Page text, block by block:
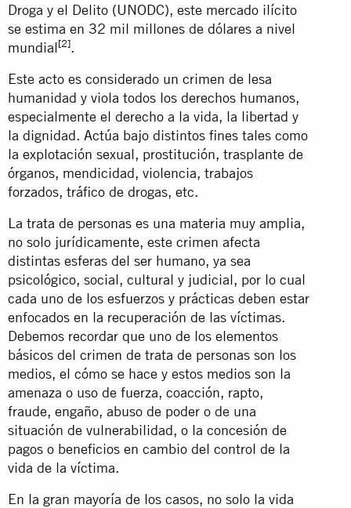
Droga y el Delito (UNODC), este mercado ilícito
se estima en 32 mil millones de dólares a nivel
mundial[2].
Este acto es considerado un crimen de lesa
humanidad y viola todos los derechos humanos,
especialmente el derecho a la vida, la libertad y
la dignidad. Actúa bajo distintos fines tales como
la explotación sexual, prostitución, trasplante de
órganos, mendicidad, violencia, trabajos
forzados, tráfico de drogas, etc.
La trata de personas es una materia muy amplia,
no solo jurídicamente, este crimen afecta
distintas esferas del ser humano, ya sea
psicológico, social, cultural y judicial, por lo cual
cada uno de los esfuerzos y prácticas deben estar
enfocados en la recuperación de las víctimas.
Debemos recordar que uno de los elementos
básicos del crimen de trata de personas son los
medios, el cómo se hace y estos medios son la
amenaza o uso de fuerza, coacción, rapto,
fraude, engaño, abuso de poder o de una
situación de vulnerabilidad, o la concesión de
pagos o beneficios en cambio del control de la
vida de la víctima.
En la gran mayoría de los casos, no solo la vida